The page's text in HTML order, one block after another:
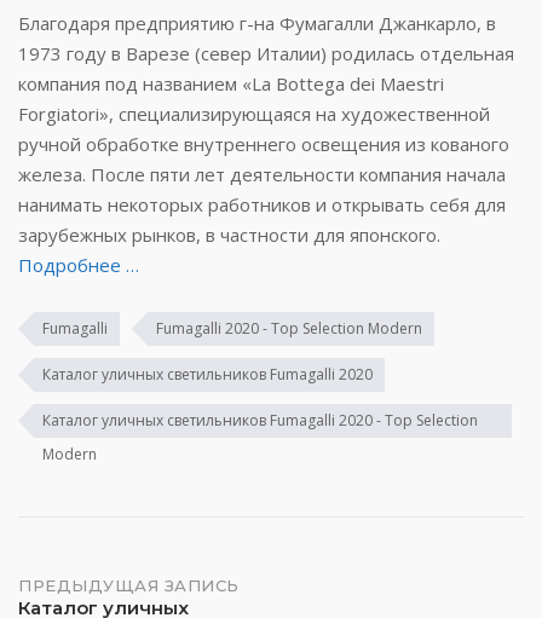
Благодаря предприятию г-на Фумагалли Джанкарло, в
1973 году в Варезе (север Италии) родилась отдельная
компания под названием «La Bottega dei Maestri
Forgiatori», специализирующаяся на художественной
ручной обработке внутреннего освещения из кованого
железа. После пяти лет деятельности компания начала
нанимать некоторых работников и открывать себя для
зарубежных рынков, в частности для японского.
Подробнее …
Fumagalli Fumagalli 2020 - Top Selection Modern
Каталог уличных светильников Fumagalli 2020
Каталог уличных светильников Fumagalli 2020 - Top Selection
Modern
Навигация
ПРЕДЫДУЩАЯ ЗАПИСЬ
Каталог уличных